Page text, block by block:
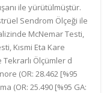
ile yürütülmüştür.
Sendrom Ölçeği ile
McNemar Testi,
Kısmi Eta Kare
Ölçümler d
(OR: 28.462 [%95
(OR: 25.490 [%95 GA: